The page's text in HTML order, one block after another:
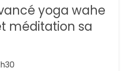
yoga wahe
méditation sa